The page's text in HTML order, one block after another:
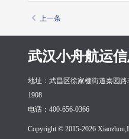
上一条
武汉小舟航运
地址：武昌区徐家棚街道秦园
1908
电话：400-656-0366
Copyright © 2015-2026